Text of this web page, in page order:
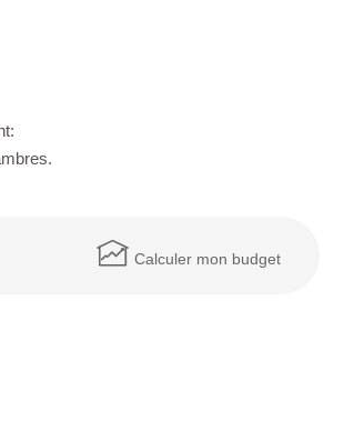
Calculer mon budget